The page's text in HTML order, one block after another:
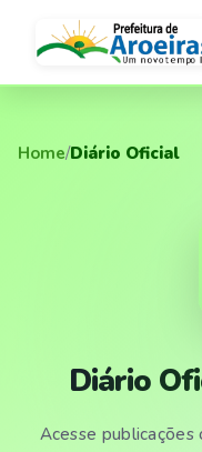
Home/Diário Oficial
Diário
Acesse publicações